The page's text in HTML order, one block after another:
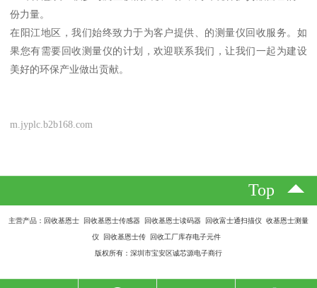
份力量。
在阳江地区，我们始终致力于为客户提供、的测量仪回收服务。如
果您有需要回收测量仪的计划，欢迎联系我们，让我们一起为建设
美好的环保产业做出贡献。
m.jyplc.b2b168.com
Top
主营产品：回收基恩士 回收基恩士传感器 回收基恩士读码器 回收富士通扫描仪 收基恩士测量
仪 回收基恩士传 回收工厂库存电子元件
版权所有：深圳市宝安区诚芯源电子商行